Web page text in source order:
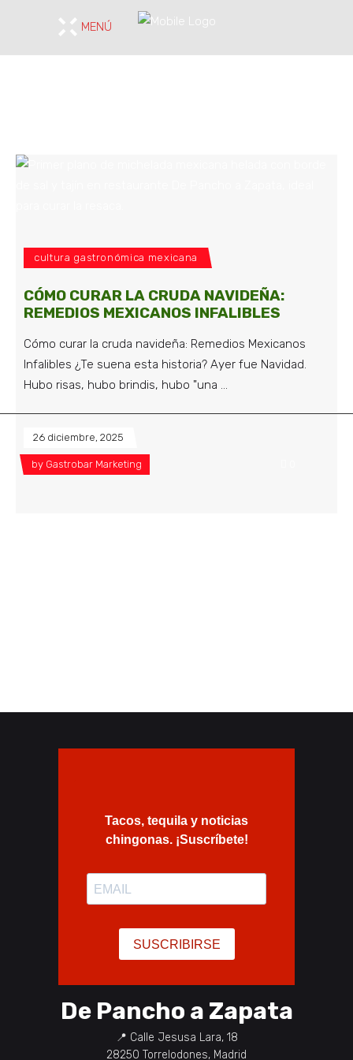
MENÚ
cultura gastronómica mexicana
CÓMO CURAR LA CRUDA NAVIDEÑA:
REMEDIOS MEXICANOS INFALIBLES
Cómo curar la cruda navideña: Remedios Mexicanos
Infalibles ¿Te suena esta historia? Ayer fue Navidad.
Hubo risas, hubo brindis, hubo "una
26 diciembre, 2025
by Gastrobar Marketing
De Pancho a Zapata
📍 Calle Jesusa Lara, 18
28250 Torrelodones, Madrid